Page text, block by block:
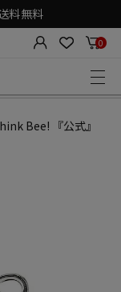
料無料
0
Bee! 『公式』